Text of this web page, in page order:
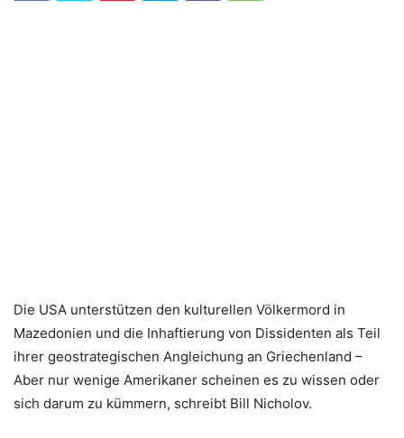
Die USA unterstützen den kulturellen Völkermord in
Mazedonien und die Inhaftierung von Dissidenten als Teil
ihrer geostrategischen Angleichung an Griechenland –
Aber nur wenige Amerikaner scheinen es zu wissen oder
sich darum zu kümmern, schreibt Bill Nicholov.